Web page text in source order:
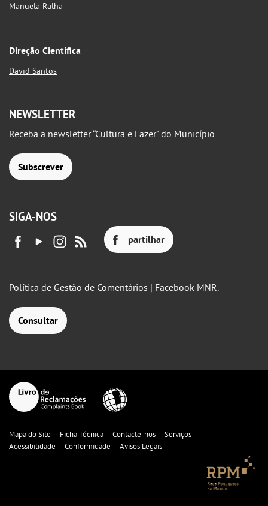
Manuela Ralha
Direção Científica
David Santos
NEWSLETTER
Receba a newsletter “Cultura e Lazer" do Município.
Subscrever
SIGA-NOS
partilhar
Política de Gestão de Comentários | Facebook MNR.
Consultar
Mapa do Site Ficha Técnica Contacte-nos
Serviços
Acessibilidade
Conformidade Avisos Legais